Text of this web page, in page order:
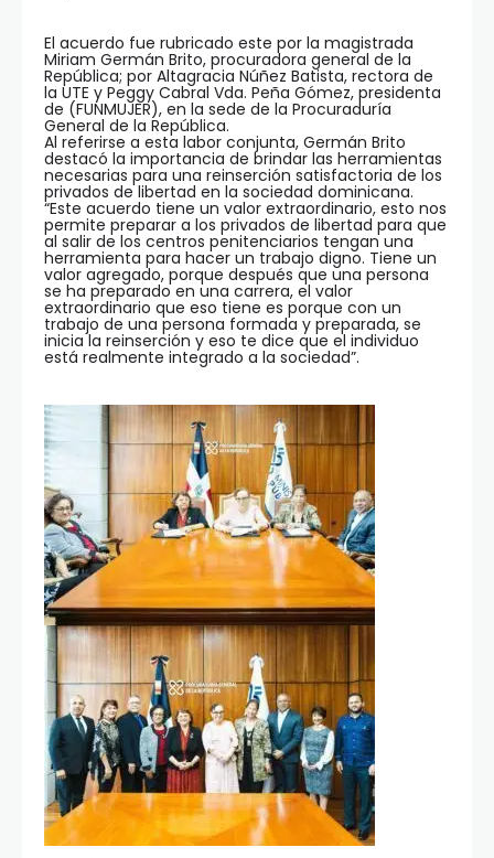
El acuerdo fue rubricado este por la magistrada
Miriam Germán Brito, procuradora general de la
República; por Altagracia Núñez Batista, rectora de
la UTE y Peggy Cabral Vda. Peña Gómez, presidenta
de (FUNMUJER), en la sede de la Procuraduría
General de la República.
Al referirse a esta labor conjunta, Germán Brito
destacó la importancia de brindar las herramientas
necesarias para una reinserción satisfactoria de los
privados de libertad en la sociedad dominicana.
“Este acuerdo tiene un valor extraordinario, esto nos
permite preparar a los privados de libertad para que
al salir de los centros penitenciarios tengan una
herramienta para hacer un trabajo digno. Tiene un
valor agregado, porque después que una persona
se ha preparado en una carrera, el valor
extraordinario que eso tiene es porque con un
trabajo de una persona formada y preparada, se
inicia la reinserción y eso te dice que el individuo
está realmente integrado a la sociedad”.